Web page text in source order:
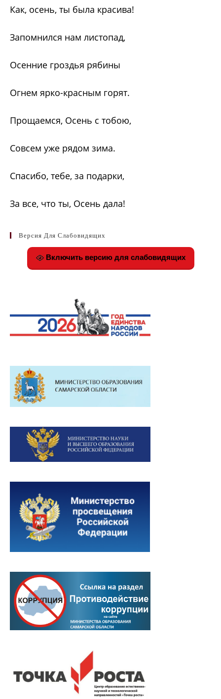
Как, осень, ты была красива!
Запомнился нам листопад,
Осенние гроздья рябины
Огнем ярко-красным горят.
Прощаемся, Осень с тобою,
Совсем уже рядом зима.
Спасибо, тебе, за подарки,
За все, что ты, Осень дала!
Версия Для Слабовидящих
Включить версию для слабовидящих